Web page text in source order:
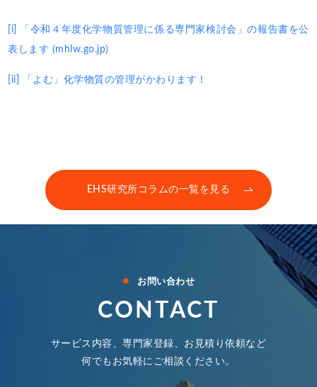
[i]
「令和４年度化学物質管理に係る専門家検討会」の報告書を公
表します (mhlw.go.jp)
[ii] 「よむ」化学物質の管理がかわります！
EHS研究所コラムの一覧を見る
● お問い合わせ
CONTACT
サービス内容、専門家登録、お見積り依頼など
何でもお気軽にご相談ください。